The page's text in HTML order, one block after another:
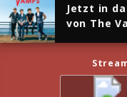
Jetzt in
von The